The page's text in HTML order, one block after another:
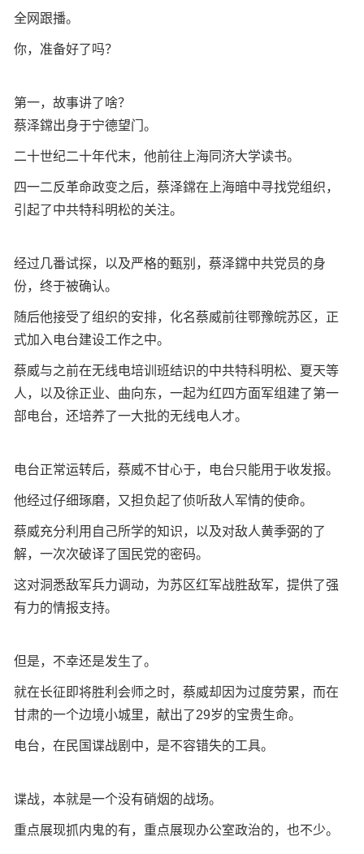
全网跟播。
你，准备好了吗？
第一，故事讲了啥？
蔡泽鏛出身于宁德望门。
二十世纪二十年代末，他前往上海同济大学读书。
四一二反革命政变之后，蔡泽鏛在上海暗中寻找党组织，
引起了中共特科明松的关注。
经过几番试探，以及严格的甄别，蔡泽鏛中共党员的身
份，终于被确认。
随后他接受了组织的安排，化名蔡威前往鄂豫皖苏区，正
式加入电台建设工作之中。
蔡威与之前在无线电培训班结识的中共特科明松、夏天等
人，以及徐正业、曲向东，一起为红四方面军组建了第一
部电台，还培养了一大批的无线电人才。
电台正常运转后，蔡威不甘心于，电台只能用于收发报。
他经过仔细琢磨，又担负起了侦听敌人军情的使命。
蔡威充分利用自己所学的知识，以及对敌人黄季弼的了
解，一次次破译了国民党的密码。
这对洞悉敌军兵力调动，为苏区红军战胜敌军，提供了强
有力的情报支持。
但是，不幸还是发生了。
就在长征即将胜利会师之时，蔡威却因为过度劳累，而在
甘肃的一个边境小城里，献出了29岁的宝贵生命。
电台，在民国谍战剧中，是不容错失的工具。
谍战，本就是一个没有硝烟的战场。
重点展现抓内鬼的有，重点展现办公室政治的，也不少。